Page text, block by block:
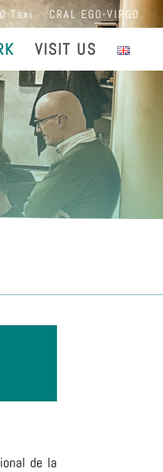
Taxi CRAL EGO-VIRGO
VISIT US
de la